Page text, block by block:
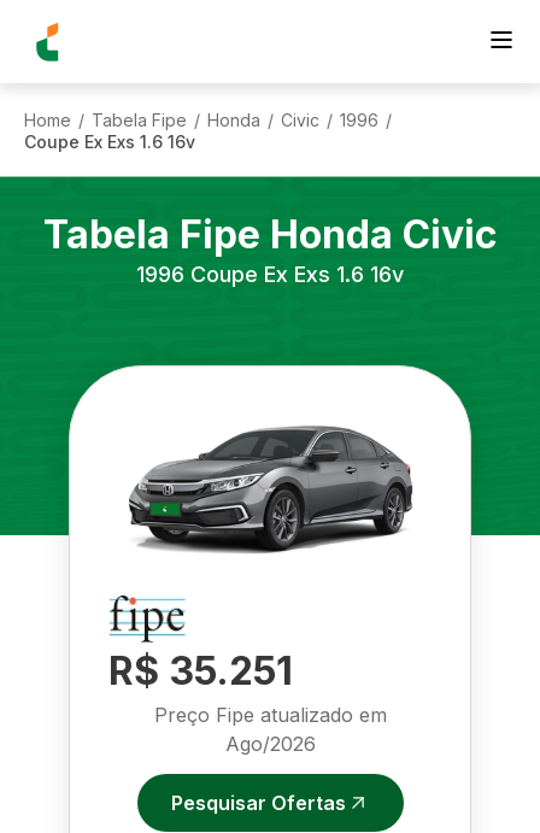
Home / Tabela Fipe / Honda / Civic / 1996 /
Coupe Ex Exs 1.6 16v
Tabela Fipe Honda Civic
1996 Coupe Ex Exs 1.6 16v
R$ 35.251
Preço Fipe atualizado em
Ago/2026
Pesquisar Ofertas